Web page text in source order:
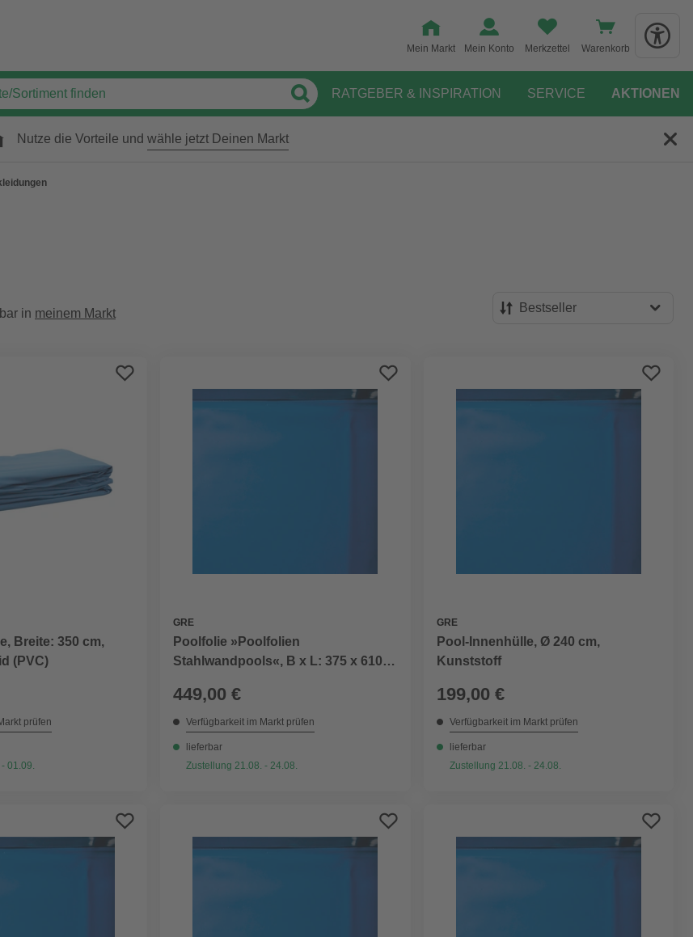
Mein Markt Mein Konto Merkzettel Warenkorb
RATGEBER & INSPIRATION SERVICE AKTIONEN
Nutze die Vorteile und wähle jetzt Deinen Markt
in meinem Markt Bestseller
Preis absteigend
Breite: 350 cm,
(PVC)
prüfen
01.09.
GRE
Poolfolie »Poolfolien
Stahlwandpools«, B x L: 375 x 610
449,00 €
Verfügbarkeit im Markt prüfen
lieferbar
Zustellung 21.08. - 24.08.
GRE
Pool-Innenhülle, Ø 240 cm,
Kunststoff
199,00 €
Verfügbarkeit im Markt prüfen
lieferbar
Zustellung 21.08. - 24.08.